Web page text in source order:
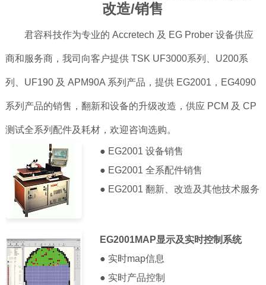
改造/销售
君容科技作为专业的 Accretech 及 EG Prober 设备供应
商和服务商，我司向客户提供 TSK UF3000系列、U200系
列、UF190 及 APM90A 系列产品，提供 EG2001，EG4090
系列产品的销售，翻新和设备的升级改造，供应 PCM 及 CP
测试全系列配件及耗材，欢迎咨询选购。
● EG2001 设备销售
● EG2001 全系配件销售
● EG2001 翻新、改造及其他技术服务
EG2001MAP显示及实时控制系统
● 实时map信息
● 实时产品控制